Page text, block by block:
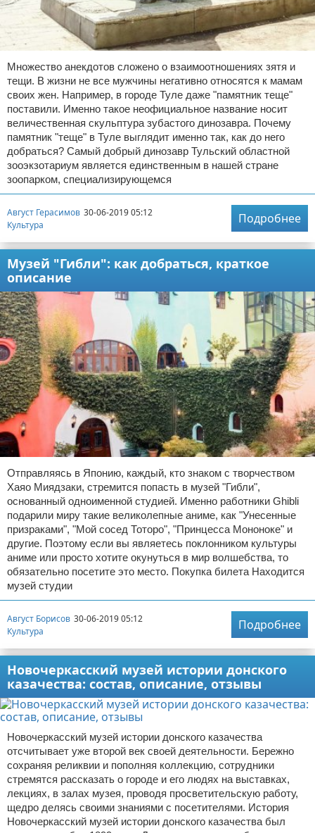
Множество анекдотов сложено о взаимоотношениях зятя и
тещи. В жизни не все мужчины негативно относятся к мамам
своих жен. Например, в городе Туле даже "памятник теще"
поставили. Именно такое неофициальное название носит
величественная скульптура зубастого динозавра. Почему
памятник "теще" в Туле выглядит именно так, как до него
добраться? Самый добрый динозавр Тульский областной
зооэкзотариум является единственным в нашей стране
зоопарком, специализирующемся
Август Герасимов 30-06-2019 05:12
Культура
Подробнее
Музей "Гибли": как добраться, краткое
описание
Отправляясь в Японию, каждый, кто знаком с творчеством
Хаяо Миядзаки, стремится попасть в музей "Гибли",
основанный одноименной студией. Именно работники Ghibli
подарили миру такие великолепные аниме, как "Унесенные
призраками", "Мой сосед Тоторо", "Принцесса Мононоке" и
другие. Поэтому если вы являетесь поклонником культуры
аниме или просто хотите окунуться в мир волшебства, то
обязательно посетите это место. Покупка билета Находится
музей студии
Август Борисов 30-06-2019 05:12
Культура
Подробнее
Новочеркасский музей истории донского
казачества: состав, описание, отзывы
Новочеркасский музей истории донского казачества
отсчитывает уже второй век своей деятельности. Бережно
сохраняя реликвии и пополняя коллекцию, сотрудники
стремятся рассказать о городе и его людях на выставках,
лекциях, в залах музея, проводя просветительскую работу,
щедро делясь своими знаниями с посетителями. История
Новочеркасский музей истории донского казачества был